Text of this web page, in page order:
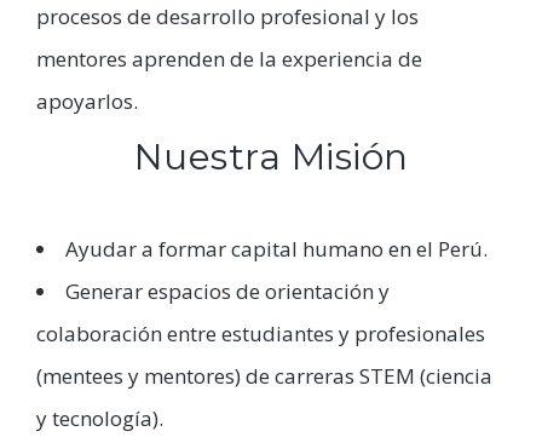
procesos de desarrollo profesional y los
mentores aprenden de la experiencia de
apoyarlos.
Nuestra Misión
Ayudar a formar capital humano en el Perú.
Generar espacios de orientación y
colaboración entre estudiantes y profesionales
(mentees y mentores) de carreras STEM (ciencia
y tecnología).